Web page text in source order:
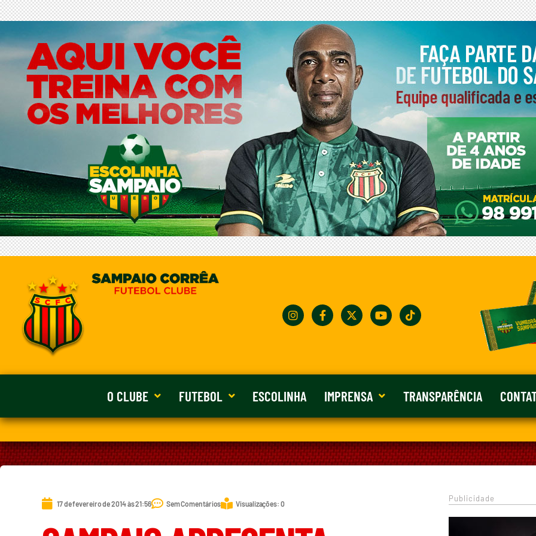
O CLUBE FUTEBOL ESCOLINHA IMPRENSA TRANSPARÊNCIA
17 de fevereiro de 2014 às 21:56 Sem Comentários Visualizações: 0
Publicidade